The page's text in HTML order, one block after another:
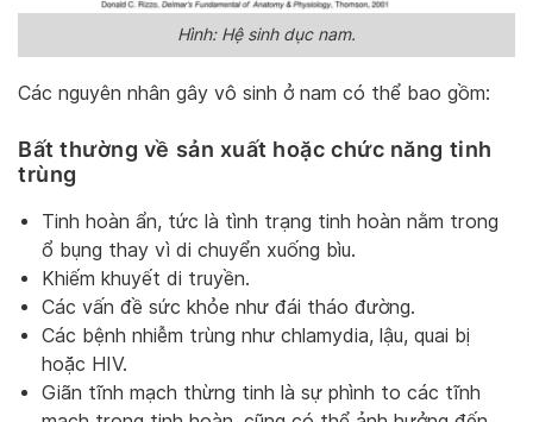
Hình: Hệ sinh dục nam.
Các nguyên nhân gây vô sinh ở nam có thể bao gồm:
Bất thường về sản xuất hoặc chức năng tinh
trùng
Tinh hoàn ẩn, tức là tình trạng tinh hoàn nằm trong
ổ bụng thay vì di chuyển xuống bìu.
Khiếm khuyết di truyền.
Các vấn đề sức khỏe như đái tháo đường.
Các bệnh nhiễm trùng như chlamydia, lậu, quai bị
hoặc HIV.
Giãn tĩnh mạch thừng tinh là sự phình to các tĩnh